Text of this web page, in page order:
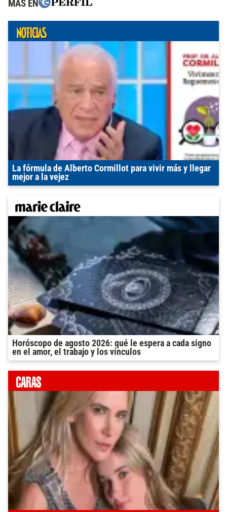
MÁS EN
La fórmula de Alberto Cormillot para vivir más y llegar
mejor a la vejez
Horóscopo de agosto 2026: qué le espera a cada signo
en el amor, el trabajo y los vínculos